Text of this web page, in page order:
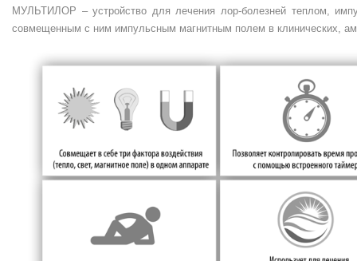
МУЛЬТИЛОР – устройство для лечения лор-болезней теплом,
совмещенным с ним импульсным магнитным полем в клинических,